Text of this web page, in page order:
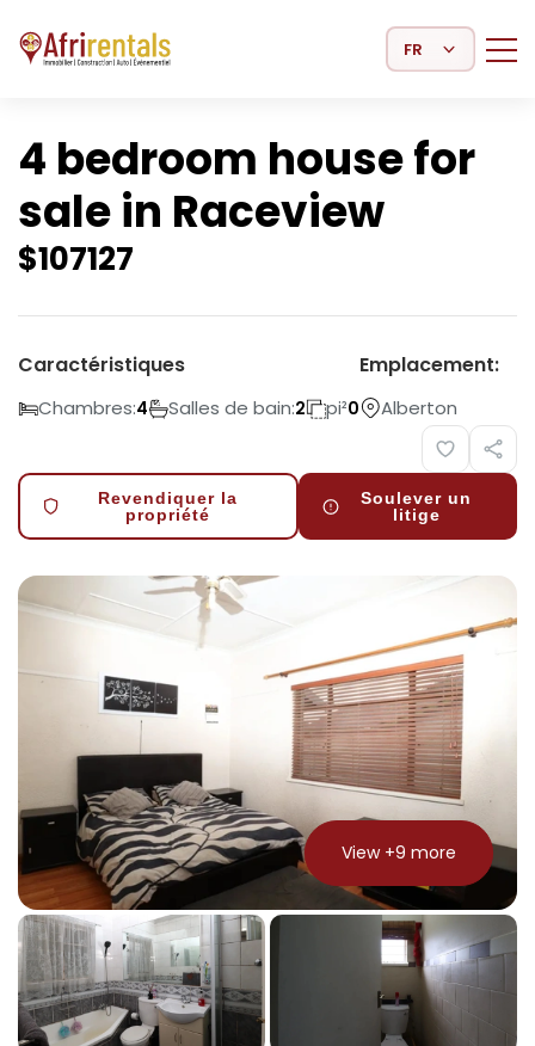
Select Language
4 bedroom house for
sale in Raceview
$107127
Caractéristiques
Chambres:4 Salles de bain:2 pi²0
Emplacement:
Alberton
Revendiquer la
propriété
Soulever un
litige
View +9 more